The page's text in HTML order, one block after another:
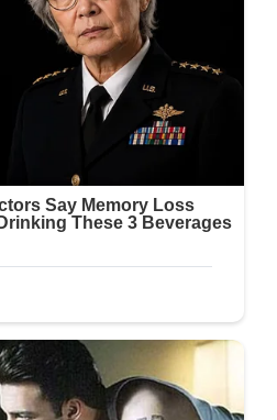
રહી
ક્રોસની
નિશાની,
તો
જાણીલો
શું
સંકેત…